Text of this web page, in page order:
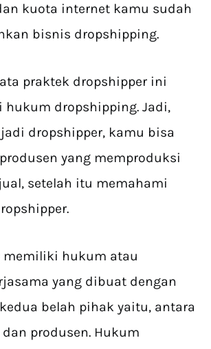
kuota internet kamu sudah
bisnis dropshipping.
praktek dropshipper ini
dropshipping. Jadi,
dropshipper, kamu bisa
yang memproduksi
setelah itu memahami
memiliki hukum atau
yang dibuat dengan
belah pihak yaitu, antara
produsen. Hukum